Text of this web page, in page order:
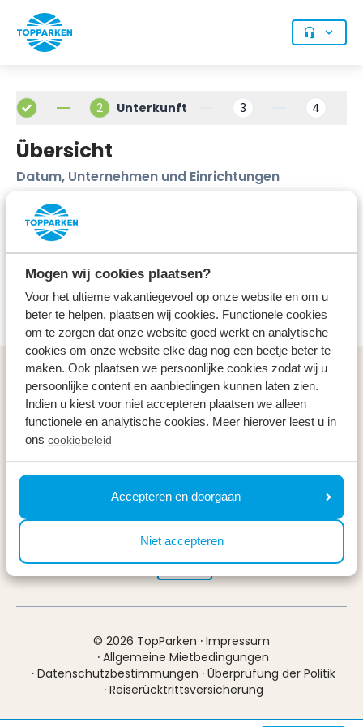
Mogen wij cookies plaatsen?
Voor het ultieme vakantiegevoel op onze website en om u
beter te helpen, plaatsen wij cookies. Functionele cookies
om te zorgen dat onze website goed werkt en analytische
cookies om onze website elke dag nog een beetje beter te
maken. Ook plaatsen we persoonlijke cookies zodat wij u
persoonlijke content en aanbiedingen kunnen laten zien.
Indien u kiest voor niet accepteren plaatsen we alleen
functionele en analytische cookies. Meer hierover leest u in
ons cookiebeleid
Accepteren en doorgaan
Niet accepteren
2 Unterkunft 3 4
Übersicht
Datum, Unternehmen und Einrichtungen
Möchten Sie eine weitere Unterkunft hinzufügen?
Kostenlose Stornierung innerhalb von 24
Stunden
Flexibel in Raten zahlen
100% sichere und vertrauenswürdige Bezahlung
© 2026 TopParken · Impressum
· Allgemeine Mietbedingungen
· Datenschutzbestimmungen · Überprüfung der Politik
· Reiserücktrittsversicherung